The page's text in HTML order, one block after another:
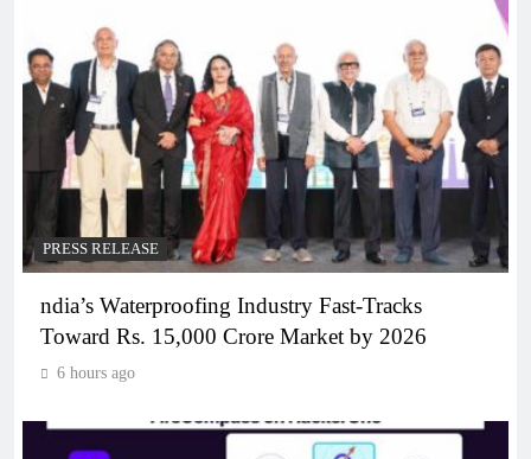
PRESS RELEASE
ndia’s Waterproofing Industry Fast-Tracks
Toward Rs. 15,000 Crore Market by 2026
6 hours ago